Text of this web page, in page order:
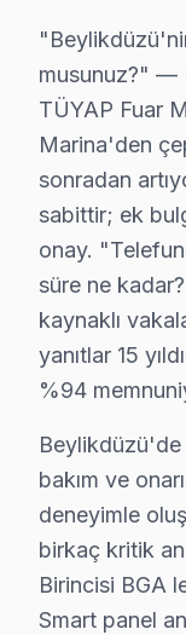
6. Tüm
bu TV
Telefunken
bu TV TV'niz
Telefunken
Telefunken
Telefunken
Neden
Beylikdüzü'da
•
•
• Termal
Bunu da
musunuz?" —
TÜYAP Fuar
Marina'den
sonradan
sabittir; ek
onay.
süre ne
kaynaklı
yanıtlar 15
%94
bakım ve
deneyimle
birkaç kritik
Birincisi BGA
Smart panel